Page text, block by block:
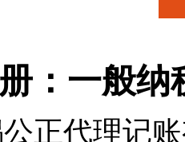
：一般
正代理记